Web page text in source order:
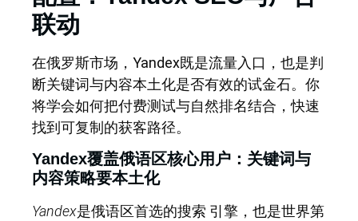
联动
在俄罗斯市场，Yandex既是流量入口，也是判
断关键词与内容本土化是否有效的试金石。 你
将学会如何把付费测试与自然排名结合，快速
找到可复制的获客路径。
Yandex覆盖俄语区核心用户：关键词与
内容策略要本土化
Yandex是俄语区首选的搜索 引擎，也是世界第